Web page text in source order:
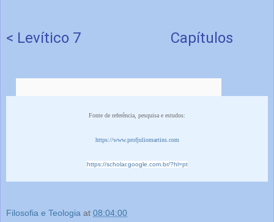
< Levítico 7 Capítulos
Fonte de referência, pesquisa e estudos:
https://www.profjuliomartins.com
https://scholar.google.com.br/?hl=pt
Filosofia e Teologia at 08:04:00